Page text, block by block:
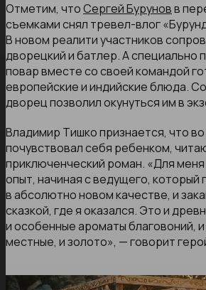
Отметим, чтоСергей Буруновв
съемками снял тревел-влог
В новом реалити участников
дворецкий и батлер. А специально
повар вместе со своей командой
европейские и индийские блюда.
дворец позволил окунуться им в
Владимир Тишко признается, что
почувствовал себя ребенком,
приключенческий роман. «Для
опыт, начиная с ведущего, который
в абсолютно новом качестве, и
сказкой, где я оказался. Это и
и особенные ароматы благовоний,
местные, и золото», — говорит